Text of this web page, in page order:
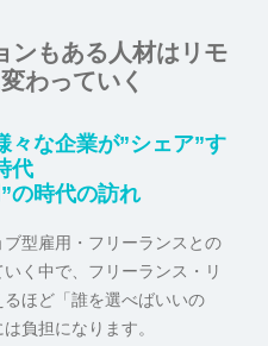
ンもある人材は リモ
わっていく
々な企業が”シェア”す
代
の時代の訪れ
型雇用・フリーランスとの
く中で、フリーランス・リ
ほど「誰を選べばいいの
負担になります。